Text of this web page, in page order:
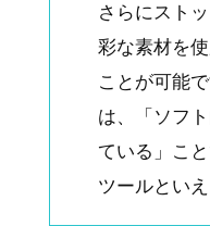
さらにスト
彩な素材を
ことが可能
は、「ソフ
ている」こ
ツールといえ